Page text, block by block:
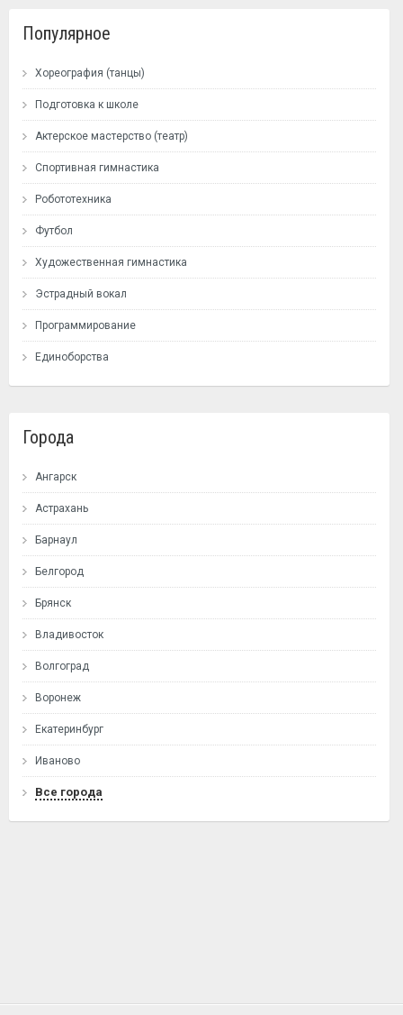
Популярное
Хореография (танцы)
Подготовка к школе
Актерское мастерство (театр)
Спортивная гимнастика
Робототехника
Футбол
Художественная гимнастика
Эстрадный вокал
Программирование
Единоборства
Города
Ангарск
Астрахань
Барнаул
Белгород
Брянск
Владивосток
Волгоград
Воронеж
Екатеринбург
Иваново
Все города